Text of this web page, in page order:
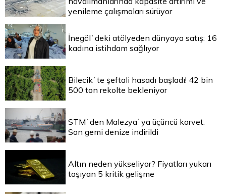
yenileme çalışmaları sürüyor
İnegöl`deki atölyeden dünyaya satış: 16
kadına istihdam sağlıyor
Bilecik`te şeftali hasadı başladı! 42 bin
500 ton rekolte bekleniyor
STM`den Malezya`ya üçüncü korvet:
Son gemi denize indirildi
Altın neden yükseliyor? Fiyatları yukarı
taşıyan 5 kritik gelişme